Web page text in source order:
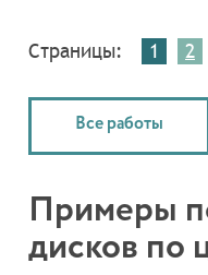
Страницы: 1 2
Все работы
Примеры
дисков по